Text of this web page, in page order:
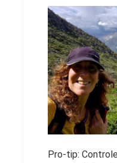
Pro-tip: